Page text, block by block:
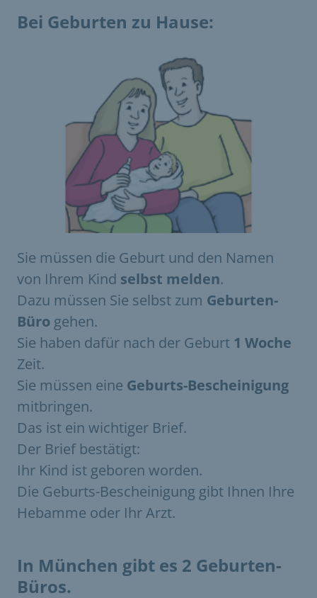
Bei Geburten zu Hause:
Sie müssen die Geburt und den Namen
von Ihrem Kind selbst melden.
Dazu müssen Sie selbst zum Geburten-
Büro gehen.
Sie haben dafür nach der Geburt 1 Woche
Zeit.
Sie müssen eine Geburts-Bescheinigung
mitbringen.
Das ist ein wichtiger Brief.
Der Brief bestätigt:
Ihr Kind ist geboren worden.
Die Geburts-Bescheinigung gibt Ihnen Ihre
Hebamme oder Ihr Arzt.
In München gibt es 2 Geburten-
Büros.